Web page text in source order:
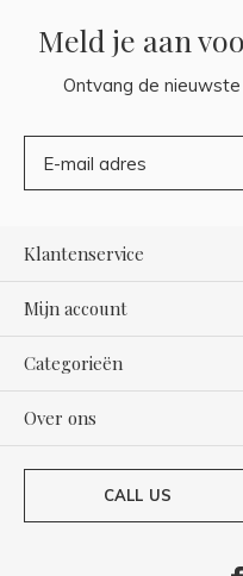
Meld je aan
Ontvang de
Klantenservice
Mijn account
Categorieën
Over ons
CALL US